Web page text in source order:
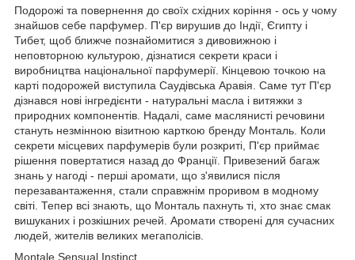
Подорожі та повернення до своїх східних коріння - ось у чому
знайшов себе парфумер. П'єр вирушив до Індії, Єгипту і
Тибет, щоб ближче познайомитися з дивовижною і
неповторною культурою, дізнатися секрети краси і
виробництва національної парфумерії. Кінцевою точкою на
карті подорожей виступила Саудівська Аравія. Саме тут П'єр
дізнався нові інгредієнти - натуральні масла і витяжки з
природних компонентів. Надалі, саме маслянисті речовини
стануть незмінною візитною карткою бренду Монталь. Коли
секрети місцевих парфумерів були розкриті, П'єр приймає
рішення повертатися назад до Франції. Привезений багаж
знань у нагоді - перші аромати, що з'явилися після
перезавантаження, стали справжнім проривом в модному
світі. Тепер всі знають, що Монталь пахнуть ті, хто знає смак
вишуканих і розкішних речей. Аромати створені для сучасних
людей, жителів великих мегаполісів.
Montale Sensual Instinct